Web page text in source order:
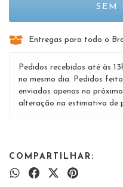
Entregas para todo o
Pedidos recebidos até às
no mesmo dia. Pedidos
enviados apenas no
alteração na estimativa de
COMPARTILHAR: